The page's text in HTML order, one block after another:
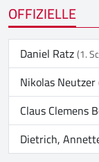
OFFIZIELLE
Daniel Ratz(1.
Nikolas Neutzer
Claus Clemens
Dietrich,